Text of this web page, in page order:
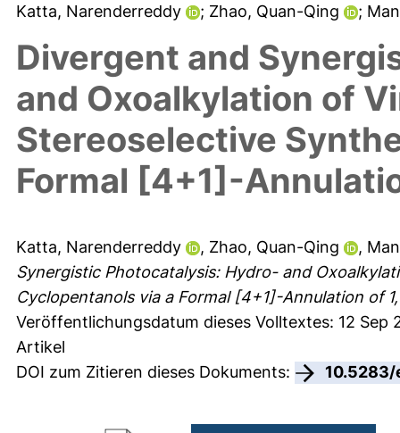
Katta, Narenderreddy ; Zhao, Quan-Qing ;
Divergent and
and Oxoalkylation of
Stereoselective
Formal [4+1]-
Katta, Narenderreddy , Zhao, Quan-Qing ,
Synergistic Photocatalysis: Hydro- and
Cyclopentanols via a Formal [4+1]-Annulation of
Veröffentlichungsdatum dieses Volltextes: 12 Sep
Artikel
DOI zum Zitieren dieses Dokuments: